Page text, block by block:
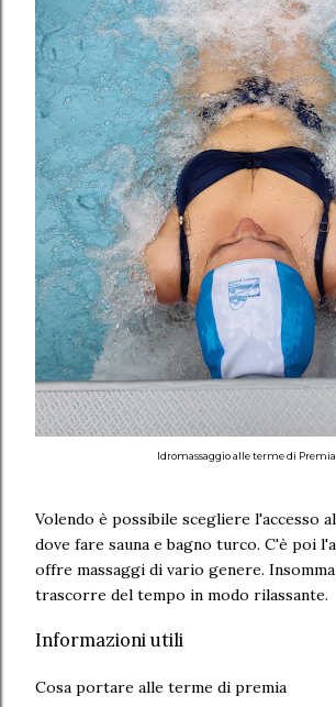
Idromassaggio alle terme di Premia
Volendo è possibile scegliere l'accesso
dove fare sauna e bagno turco. C'è poi
offre massaggi di vario genere.
trascorre del tempo in modo rilassante.
Informazioni utili
Cosa portare alle terme di premia